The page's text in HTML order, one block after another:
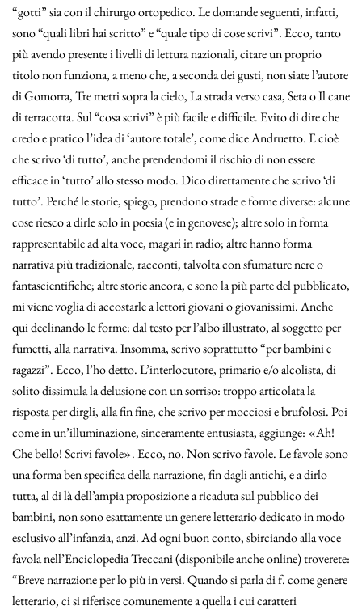
“gotti” sia con il chirurgo ortopedico. Le domande seguenti, infatti,
sono “quali libri hai scritto” e “quale tipo di cose scrivi”. Ecco, tanto
più avendo presente i livelli di lettura nazionali, citare un proprio
titolo non funziona, a meno che, a seconda dei gusti, non siate l’autore
di Gomorra, Tre metri sopra la cielo, La strada verso casa, Seta o Il cane
di terracotta. Sul “cosa scrivi” è più facile e difficile. Evito di dire che
credo e pratico l’idea di ‘autore totale’, come dice Andruetto. E cioè
che scrivo ‘di tutto’, anche prendendomi il rischio di non essere
efficace in ‘tutto’ allo stesso modo. Dico direttamente che scrivo ‘di
tutto’. Perché le storie, spiego, prendono strade e forme diverse: alcune
cose riesco a dirle solo in poesia (e in genovese); altre solo in forma
rappresentabile ad alta voce, magari in radio; altre hanno forma
narrativa più tradizionale, racconti, talvolta con sfumature nere o
fantascientifiche; altre storie ancora, e sono la più parte del pubblicato,
mi viene voglia di accostarle a lettori giovani o giovanissimi. Anche
qui declinando le forme: dal testo per l’albo illustrato, al soggetto per
fumetti, alla narrativa. Insomma, scrivo soprattutto “per bambini e
ragazzi”. Ecco, l’ho detto. L’interlocutore, primario e/o alcolista, di
solito dissimula la delusione con un sorriso: troppo articolata la
risposta per dirgli, alla fin fine, che scrivo per mocciosi e brufolosi. Poi
come in un’illuminazione, sinceramente entusiasta, aggiunge: «Ah!
Che bello! Scrivi favole». Ecco, no. Non scrivo favole. Le favole sono
una forma ben specifica della narrazione, fin dagli antichi, e a dirlo
tutta, al di là dell’ampia proposizione a ricaduta sul pubblico dei
bambini, non sono esattamente un genere letterario dedicato in modo
esclusivo all’infanzia, anzi. Ad ogni buon conto, sbirciando alla voce
favola nell’Enciclopedia Treccani (disponibile anche online) troverete:
“Breve narrazione per lo più in versi. Quando si parla di f. come genere
letterario, ci si riferisce comunemente a quella i cui caratteri